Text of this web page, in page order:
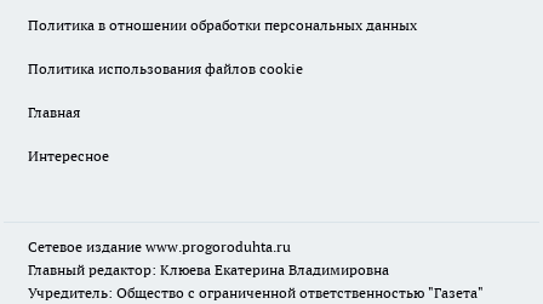
Политика в отношении обработки персональных данных
Политика использования файлов cookie
Главная
Интересное
Сетевое издание www.progoroduhta.ru
Главный редактор: Клюева Екатерина Владимировна
Учредитель: Общество с ограниченной ответственностью "Газета"